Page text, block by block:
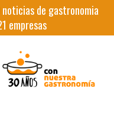
noticias de gastronomia
empresas